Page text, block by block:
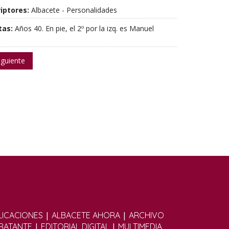
Albacete - Personalidades
Años 40. En pie, el 2º por la izq. es Manuel
| ALBACETE AHORA| ARCHIVO
| EDITORIAL DIGITAL | MULTIMEDIA